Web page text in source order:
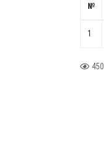
№
1
450